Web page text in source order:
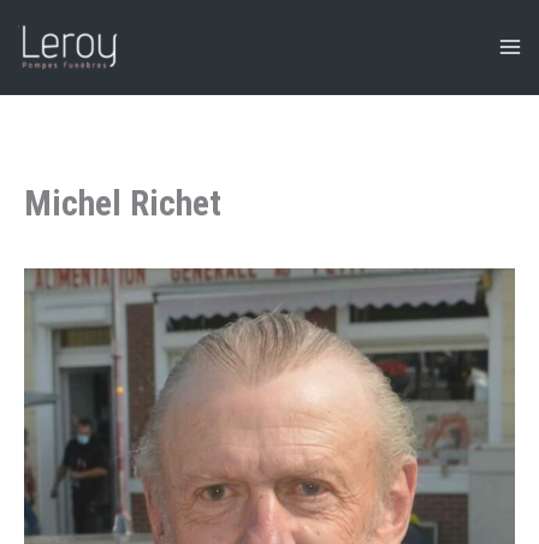
Michel Richet